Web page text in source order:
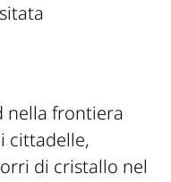
nella frontiera
cittadelle,
di cristallo nel